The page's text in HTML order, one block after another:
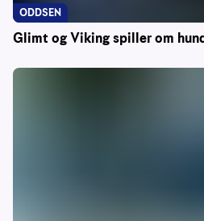
Glimt og Viking spiller om
ODDSEN